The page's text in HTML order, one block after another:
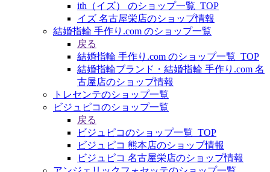
ith（イズ） のショップ一覧_TOP
イズ 名古屋栄店のショップ情報
結婚指輪 手作り.com のショップ一覧
戻る
結婚指輪 手作り.com のショップ一覧_TOP
結婚指輪ブランド・結婚指輪 手作り.com 名
古屋店のショップ情報
トレセンテのショップ一覧
ビジュピコのショップ一覧
戻る
ビジュピコのショップ一覧_TOP
ビジュピコ 熊本店のショップ情報
ビジュピコ 名古屋栄店のショップ情報